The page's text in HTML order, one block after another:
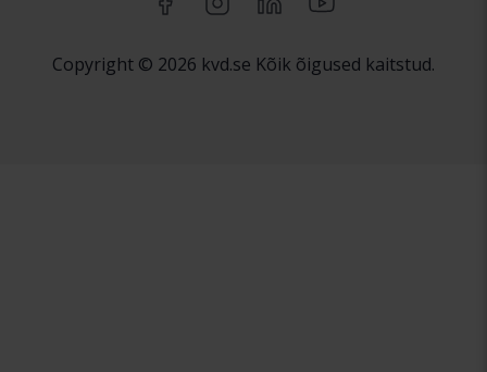
Copyright © 2026 kvd.se Kõik õigused kaitstud.